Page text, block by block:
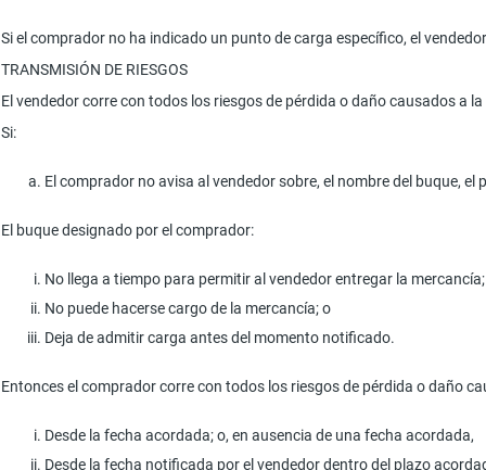
Si el comprador no ha indicado un punto de carga específico, el
TRANSMISIÓN DE RIESGOS
El vendedor corre con todos los riesgos de pérdida o daño causados a
Si:
El comprador no avisa al vendedor sobre, el nombre del buque,
El buque designado por el comprador:
No llega a tiempo para permitir al vendedor entregar la
No puede hacerse cargo de la mercancía; o
Deja de admitir carga antes del momento notificado.
Entonces el comprador corre con todos los riesgos de pérdida o daño
Desde la fecha acordada; o, en ausencia de una fecha acordada,
Desde la fecha notificada por el vendedor dentro del plazo